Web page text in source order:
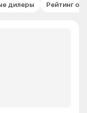
дилеры Рейтинг